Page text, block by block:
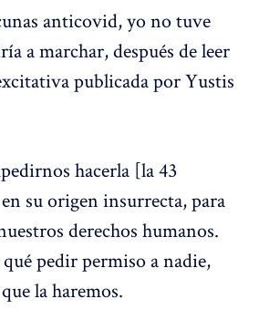
anticovid, yo no tuve
a marchar, después de leer
publicada por Yustis
hacerla [la 43
su origen insurrecta, para
derechos humanos.
pedir permiso a nadie,
la haremos.